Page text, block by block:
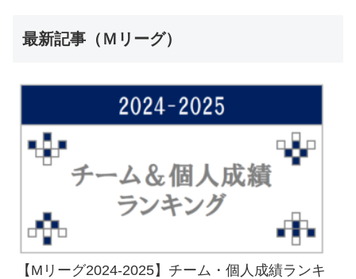
最新記事（Ｍリーグ）
【Mリーグ2024-2025】チーム・個人成績ランキ